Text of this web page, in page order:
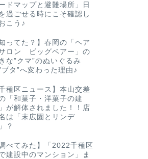
ドマップと避難場所」日
過ごせる時にこそ確認し
こう♪
知ってた？】春岡の「ヘア
ロン ビッグベアー」の
な”クマ”のぬいぐるみ
ブタ”へ変わった理由♪
千種区ニュース】本山交差
「和菓子・洋菓子の建
が解体されました！！店
は「末広園とリンデ
？
調べてみた】「2022千種区
建設中のマンション」ま